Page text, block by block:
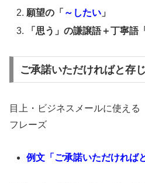
願望の「 ～したい 」
「思う」の謙譲語＋丁寧語
ご承諾いただければと存
目上・ビジネスメールに使え
フレーズ
例文「ご承諾いただければ